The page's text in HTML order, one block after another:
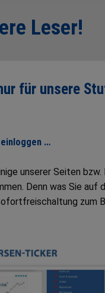
Leser!
für unsere
einloggen …
unserer Seiten bzw.
Denn was Sie auf
zum